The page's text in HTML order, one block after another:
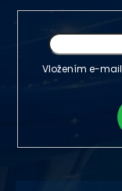
Vložením e-